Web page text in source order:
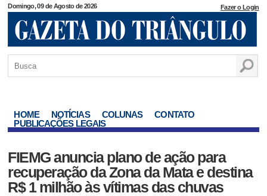
Domingo, 09 de Agosto de 2026 Fazer o Login
HOME NOTÍCIAS COLUNAS
CONTATO
PUBLICAÇÕES LEGAIS
FIEMG anuncia plano de ação para
recuperação da Zona da Mata e destina
R$ 1 milhão às vítimas das chuvas